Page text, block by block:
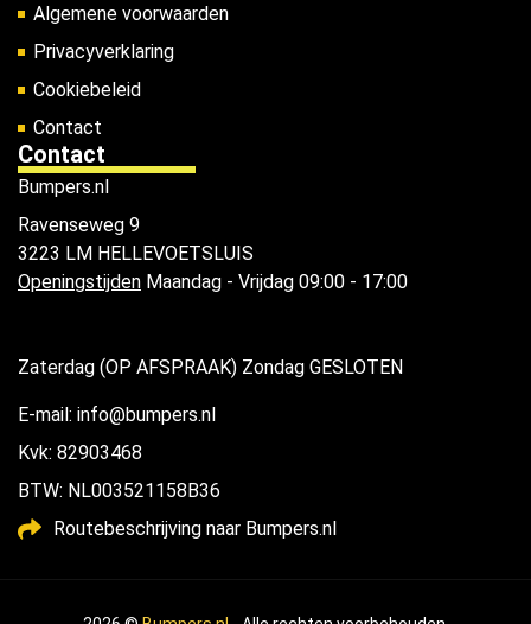
Algemene voorwaarden
Privacyverklaring
Cookiebeleid
Contact
Contact
Bumpers.nl
Ravenseweg 9
3223 LM HELLEVOETSLUIS
Openingstijden Maandag - Vrijdag 09:00 - 17:00
Zaterdag (OP AFSPRAAK) Zondag GESLOTEN
E-mail: info@bumpers.nl
Kvk: 82903468
BTW: NL003521158B36
Routebeschrijving naar Bumpers.nl